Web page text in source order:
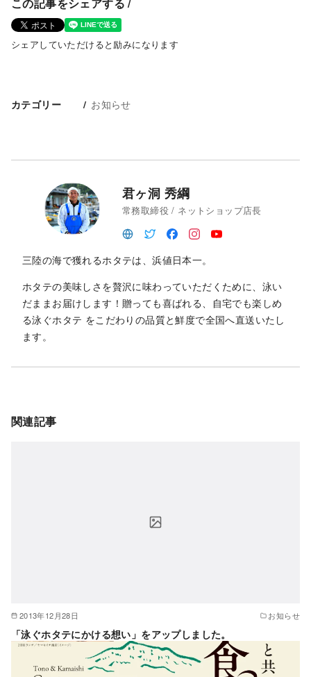
シェアしていただけると励みになります
カテゴリー お知らせ
君ヶ洞 秀綱
常務取締役 / ネットショップ店長
三陸の海で獲れるホタテは、浜値日本一。
ホタテの美味しさを贅沢に味わっていただくために、泳い
だままお届けします！贈っても喜ばれる、自宅でも楽しめ
る泳ぐホタテ をこだわりの品質と鮮度で全国へ直送いたし
ます。
関連記事
2013年12月28日 お知らせ
「泳ぐホタテにかける想い」をアップしました。